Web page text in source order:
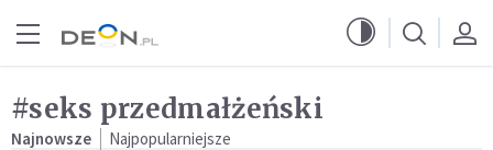
#seks przedmałżeński
Najnowsze Najpopularniejsze